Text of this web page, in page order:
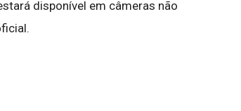
disponível em câmeras não